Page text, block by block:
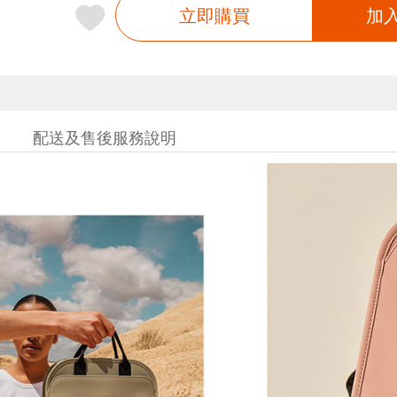
立即購買 加
配送及售後服務說明